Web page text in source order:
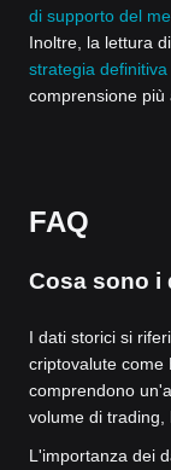
di supporto del
Inoltre, la lettura
strategia
comprensione più
FAQ
Cosa sono i
I dati storici si
criptovalute come
comprendono
volume di trading,
L'importanza dei